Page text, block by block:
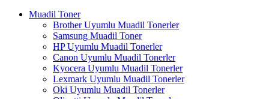
Muadil Toner
Brother Uyumlu Muadil Tonerler
Samsung Muadil Toner
HP Uyumlu Muadil Tonerler
Canon Uyumlu Muadil Tonerler
Kyocera Uyumlu Muadil Tonerler
Lexmark Uyumlu Muadil Tonerler
Oki Uyumlu Muadil Tonerler